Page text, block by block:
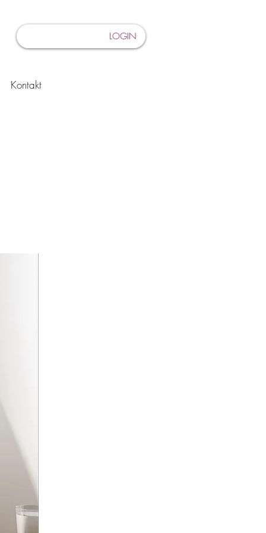
LOGIN
Kontakt